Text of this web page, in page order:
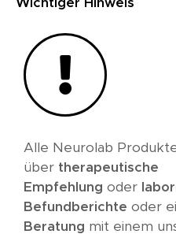
Alle Neurolab
über therapeutische
Empfehlung oder
Befundberichte oder
Beratung mit einem